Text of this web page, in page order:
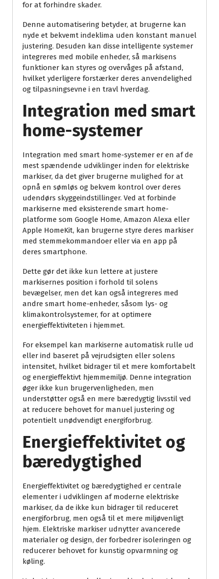
for at forhindre skader.
Denne automatisering betyder, at brugerne kan
nyde et bekvemt indeklima uden konstant manuel
justering. Desuden kan disse intelligente systemer
integreres med mobile enheder, så markisens
funktioner kan styres og overvåges på afstand,
hvilket yderligere forstærker deres anvendelighed
og tilpasningsevne i en travl hverdag.
Integration med smart
home-systemer
Integration med smart home-systemer er en af de
mest spændende udviklinger inden for elektriske
markiser, da det giver brugerne mulighed for at
opnå en sømløs og bekvem kontrol over deres
udendørs skyggeindstillinger. Ved at forbinde
markiserne med eksisterende smart home-
platforme som Google Home, Amazon Alexa eller
Apple HomeKit, kan brugerne styre deres markiser
med stemmekommandoer eller via en app på
deres smartphone.
Dette gør det ikke kun lettere at justere
markisernes position i forhold til solens
bevægelser, men det kan også integreres med
andre smart home-enheder, såsom lys- og
klimakontrolsystemer, for at optimere
energieffektiviteten i hjemmet.
For eksempel kan markiserne automatisk rulle ud
eller ind baseret på vejrudsigten eller solens
intensitet, hvilket bidrager til et mere komfortabelt
og energieffektivt hjemmemiljø. Denne integration
øger ikke kun brugervenligheden, men
understøtter også en mere bæredygtig livsstil ved
at reducere behovet for manuel justering og
potentielt unødvendigt energiforbrug.
Energieffektivitet og
bæredygtighed
Energieffektivitet og bæredygtighed er centrale
elementer i udviklingen af moderne elektriske
markiser, da de ikke kun bidrager til reduceret
energiforbrug, men også til et mere miljøvenligt
hjem. Elektriske markiser udnytter avancerede
materialer og design, der forbedrer isoleringen og
reducerer behovet for kunstig opvarmning og
køling.